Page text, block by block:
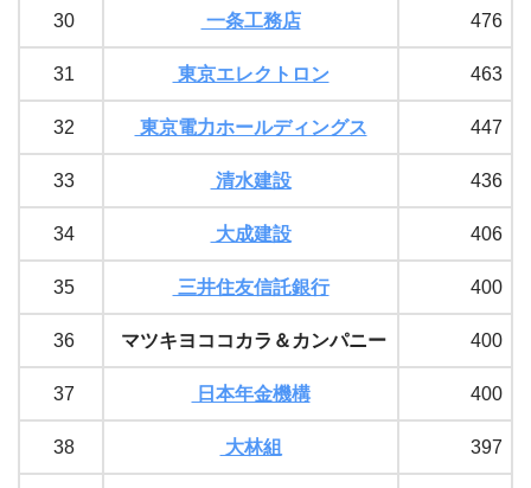
30 一条工務店 476
31 東京エレクトロン 463
32 東京電力ホールディングス 447
33 清水建設 436
34 大成建設 406
35 三井住友信託銀行 400
36 マツキヨココカラ＆カンパニー 400
37 日本年金機構 400
38 大林組 397